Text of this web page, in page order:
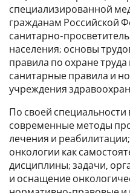
специализированной
гражданам Российской
санитарно-
населения; основы
правила по охране
санитарные правила и
учреждения
По своей
современные методы
лечения и
онкологии как
дисциплины; задачи,
и оснащение